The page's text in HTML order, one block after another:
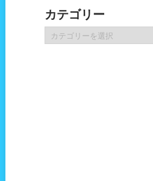
イ
ブ
カテゴリー
テ